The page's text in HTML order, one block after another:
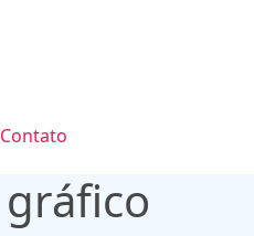
Contato
gráfico